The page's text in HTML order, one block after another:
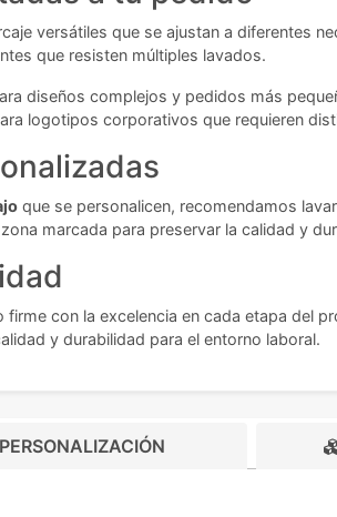
versátiles que se ajustan a diferentes
que resisten múltiples lavados.
diseños complejos y pedidos más
logotipos corporativos que requieren
que se personalicen, recomendamos
marcada para preservar la calidad y
con la excelencia en cada etapa del
y durabilidad para el entorno laboral.